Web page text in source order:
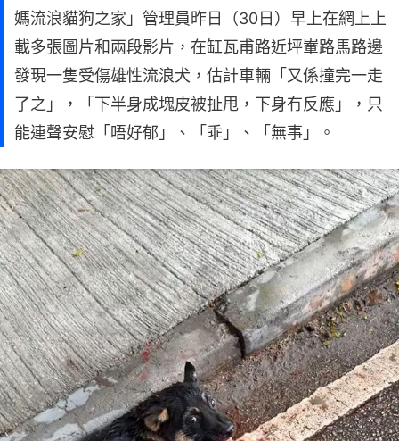
媽流浪貓狗之家」管理員昨日（30日）早上在網上上
載多張圖片和兩段影片，在缸瓦甫路近坪輋路馬路邊
發現一隻受傷雄性流浪犬，估計車輛「又係撞完一走
了之」，「下半身成塊皮被扯甩，下身冇反應」，只
能連聲安慰「唔好郁」、「乖」、「無事」。